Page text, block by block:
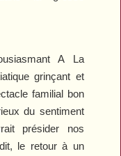
A La
grinçant et
familial bon
du sentiment
présider nos
le retour à un